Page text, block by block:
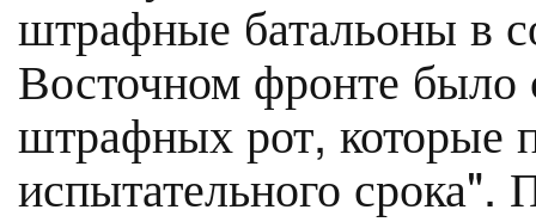
штрафные батальоны в
Восточном фронте
штрафных рот, которые
испытательного срока".